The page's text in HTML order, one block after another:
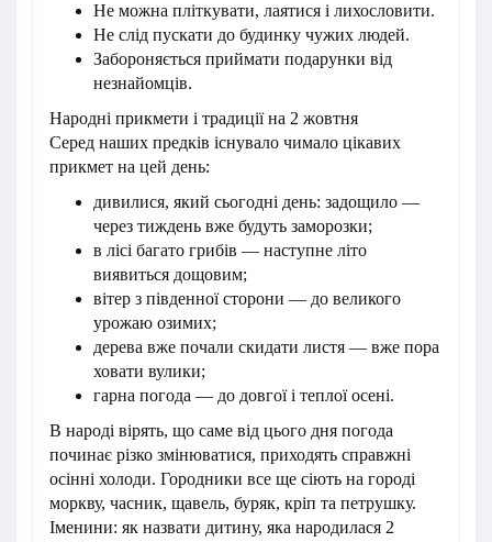
Не можна пліткувати, лаятися і лихословити.
Не слід пускати до будинку чужих людей.
Забороняється приймати подарунки від
незнайомців.
Народні прикмети і традиції на 2 жовтня
Серед наших предків існувало чимало цікавих
прикмет на цей день:
дивилися, який сьогодні день: задощило —
через тиждень вже будуть заморозки;
в лісі багато грибів — наступне літо
виявиться дощовим;
вітер з південної сторони — до великого
урожаю озимих;
дерева вже почали скидати листя — вже пора
ховати вулики;
гарна погода — до довгої і теплої осені.
В народі вірять, що саме від цього дня погода
починає різко змінюватися, приходять справжні
осінні холоди. Городники все ще сіють на городі
моркву, часник, щавель, буряк, кріп та петрушку.
Іменини: як назвати дитину, яка народилася 2